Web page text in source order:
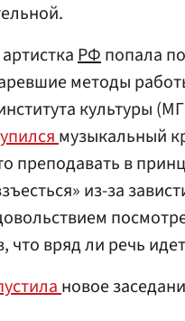
РФпопала
методы
культуры
музыкальный
преподавать в
из-за
что вряд ли речь
новое